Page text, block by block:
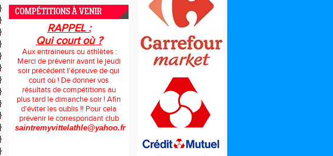
COMPÉTITIONS À VENIR
RAPPEL :
Qui court où ?
Aux entraineurs ou athlètes :
Merci de prévenir avant le jeudi
soir précédent l'épreuve de qui
court où ! De donner vos
résultats de compétitions au
plus tard le dimanche soir ! Afin
d'éviter les oublis !! Pour cela
prévenir le correspondant club
saintremyvittelathle@yahoo.fr